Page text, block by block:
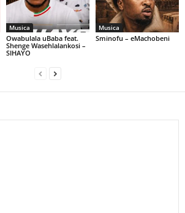
Musica
Owabulala uBaba feat.
Shenge Wasehlalankosi –
SIHAYO
Musica
Sminofu – eMachobeni